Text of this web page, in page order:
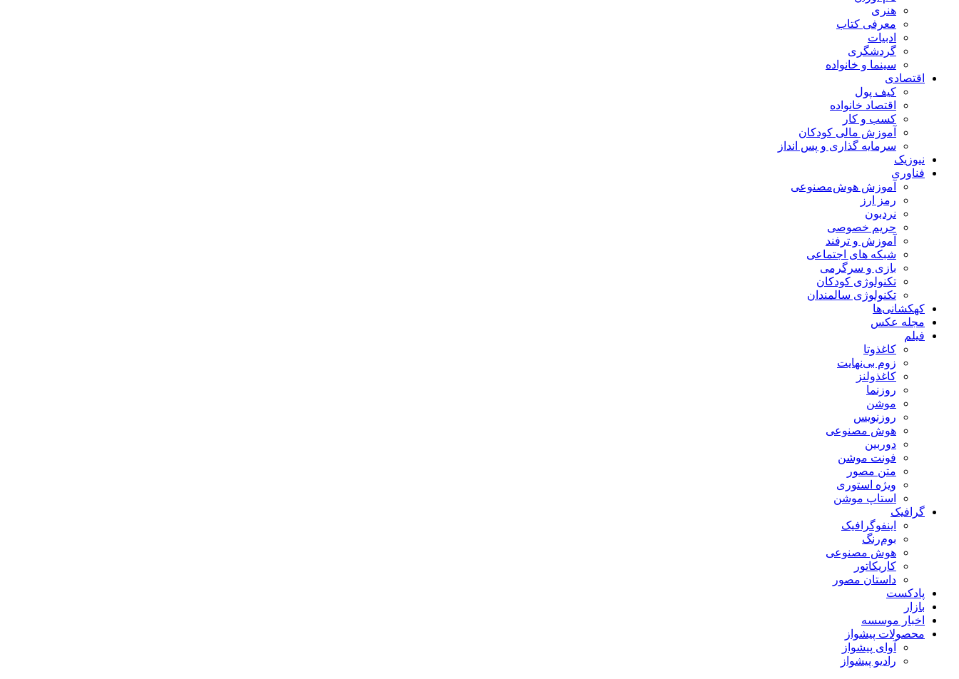
هنری
معرفی کتاب
ادبیات
گردشگری
سینما و خانواده
اقتصادی
کیف پول
اقتصاد خانواده
کسب و کار
آموزش مالی کودکان
سرمایه گذاری و پس انداز
نیوزیک
فناوری
آموزش هوش‌مصنوعی
رمز ارز
نردبون
حریم خصوصی
آموزش و ترفند
شبکه های اجتماعی
بازی و سرگرمی
تکنولوژی کودکان
تکنولوژی سالمندان
کهکشانی‌ها
مجله عکس
فیلم
کاغذوتا
زوم بی‌نهایت
کاغذولنز
روزنما
موشن
روزنویس
هوش مصنوعی
دوربین
فونت موشن
متن مصور
ویژه استوری
استاپ موشن
گرافیک
اینفوگرافیک
بوم‌رنگ
هوش مصنوعی
کاریکاتور
داستان مصور
پادکست
بازار
اخبار موسسه
محصولات پیشواز
آوای پیشواز
رادیو پیشواز